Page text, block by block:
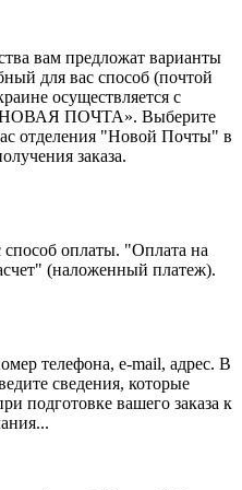
вам предложат варианты
для вас способ (почтой
осуществляется с
ПОЧТА». Выберите
отделения "Новой Почты" в
заказа.
оплаты. "Оплата на
(наложенный платеж).
телефона, e-mail, адрес. В
сведения, которые
подготовке вашего заказа к